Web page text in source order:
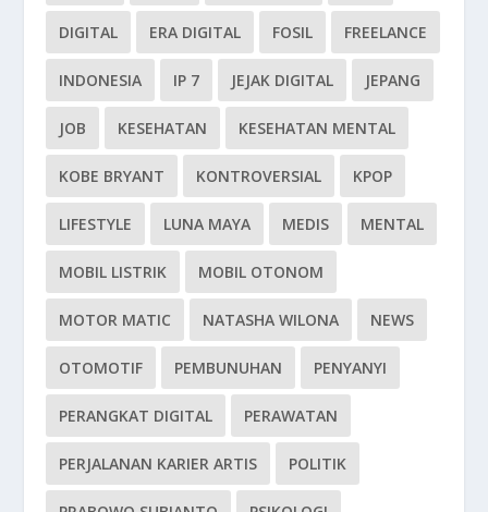
DIGITAL ERA DIGITAL FOSIL FREELANCE
INDONESIA IP 7 JEJAK DIGITAL JEPANG
JOB KESEHATAN KESEHATAN MENTAL
KOBE BRYANT KONTROVERSIAL KPOP
LIFESTYLE LUNA MAYA MEDIS MENTAL
MOBIL LISTRIK MOBIL OTONOM
MOTOR MATIC NATASHA WILONA NEWS
OTOMOTIF PEMBUNUHAN PENYANYI
PERANGKAT DIGITAL PERAWATAN
PERJALANAN KARIER ARTIS POLITIK